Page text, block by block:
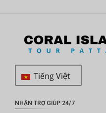
Tiếng Việt
NHẬN TRỢ GIÚP 24/7